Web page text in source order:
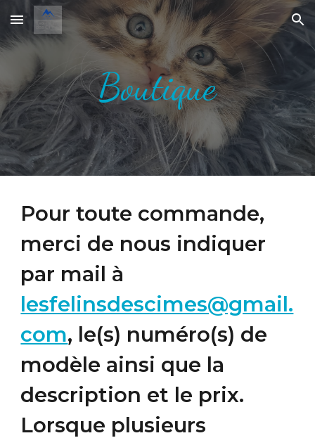
Skip to main content Skip to navigation
Boutique
Pour toute commande,
merci de nous indiquer
par mail à
lesfelinsdescimes@gmail.
com, le(s) numéro(s) de
modèle ainsi que la
description et le prix.
Lorsque plusieurs